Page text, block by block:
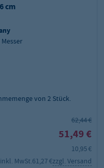
cm
von 2 Stück.
62,44 €
51,49 €
10,95 €
inkl. MwSt.61,27 €zzgl. Versand